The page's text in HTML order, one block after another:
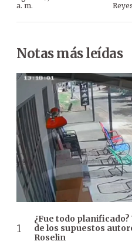
a. m.
Notas más leídas
¿Fue todo
de los supuestos
Roselin